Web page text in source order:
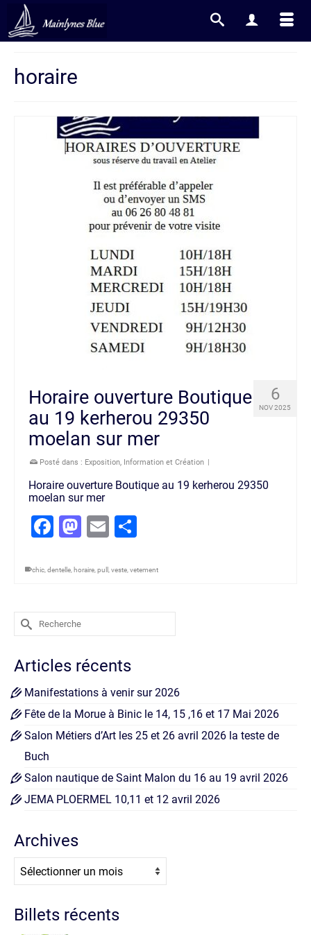
horaire
6
NOV 2025
Horaire ouverture Boutique
au 19 kerherou 29350
moelan sur mer
Posté dans : Exposition, Information et Création |
Horaire ouverture Boutique au 19 kerherou 29350
moelan sur mer
Facebook
Mastodon
Email
chic dentelle horaire pull veste vetement
Rechercher :
Articles récents
Manifestations à venir sur 2026
Fête de la Morue à Binic le 14, 15 ,16 et 17 Mai 2026
Salon Métiers d’Art les 25 et 26 avril 2026 la teste de
Buch
Salon nautique de Saint Malon du 16 au 19 avril 2026
JEMA PLOERMEL 10,11 et 12 avril 2026
Archives
Archives
Billets récents